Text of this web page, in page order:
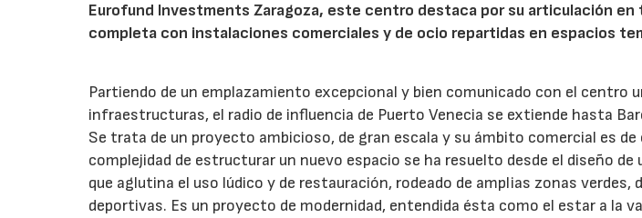
Eurofund Investments Zaragoza, este centro destaca por su articulación en
completa con instalaciones comerciales y de ocio repartidas en espacios
Partiendo de un emplazamiento excepcional y bien comunicado con el centro
infraestructuras, el radio de influencia de Puerto Venecia se extiende hasta
Se trata de un proyecto ambicioso, de gran escala y su ámbito comercial es
complejidad de estructurar un nuevo espacio se ha resuelto desde el diseño
que aglutina el uso lúdico y de restauración, rodeado de amplias zonas verdes,
deportivas. Es un proyecto de modernidad, entendida ésta como el estar a la